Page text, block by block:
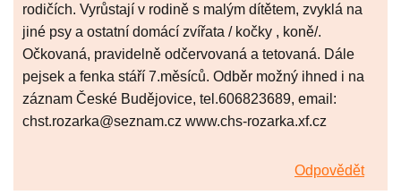
rodičích. Vyrůstají v rodině s malým dítětem, zvyklá na
jiné psy a ostatní domácí zvířata / kočky , koně/.
Očkovaná, pravidelně odčervovaná a tetovaná. Dále
pejsek a fenka stáří 7.měsíců. Odběr možný ihned i na
záznam České Budějovice, tel.606823689, email:
chst.rozarka@seznam.cz www.chs-rozarka.xf.cz
Odpovědět